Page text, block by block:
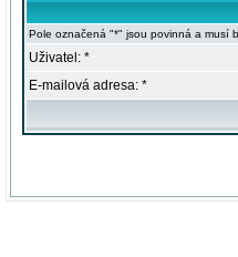
Pole označená "*" jsou povinná a musí
Uživatel: *
E-mailová adresa: *